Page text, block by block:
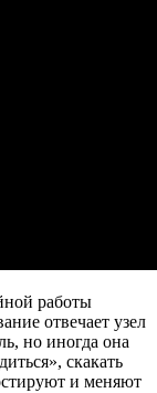
работы
отвечает узел
но иногда она
скакать
и меняют